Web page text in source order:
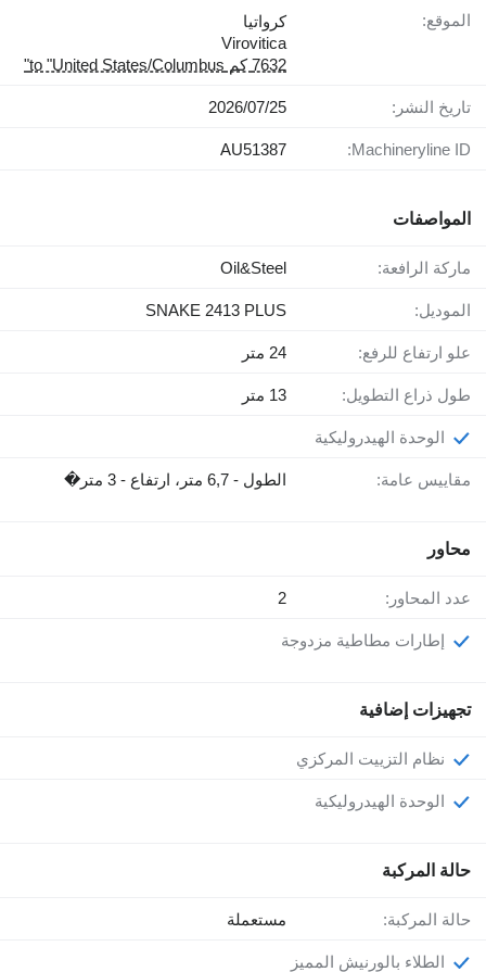
الموقع:
كرواتيا
Virovitica
7632 كم to "United States/Columbus"
تاريخ النشر: 25‏/07‏/2026
Machineryline ID:
AU51387
المواصفات
ماركة الرافعة: Oil&Steel
الموديل: SNAKE 2413 PLUS
علو ارتفاع للرفع: 24 متر
طول ذراع التطويل: 13 متر
الوحدة الهيدروليكية
مقاييس عامة: الطول - 6,7 متر، ارتفاع - 3 متر�
محاور
عدد المحاور: 2
إطارات مطاطية مزدوجة
تجهيزات إضافية
نظام التزييت المركزي
الوحدة الهيدروليكية
حالة المركبة
حالة المركبة: مستعملة
الطلاء بالورنيش المميز